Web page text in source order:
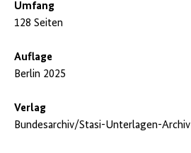
Umfang
128 Seiten
Auflage
Berlin 2025
Verlag
Bundesarchiv/Stasi-Unterlagen-Archiv